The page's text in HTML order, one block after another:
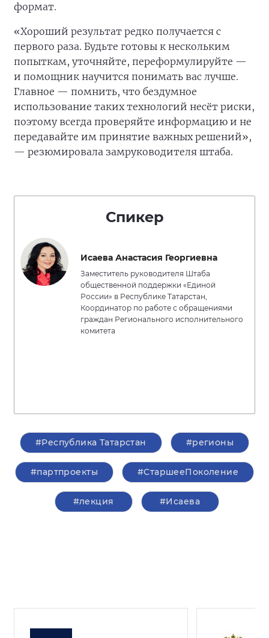
формат.
«Хороший результат редко получается с
первого раза. Будьте готовы к нескольким
попыткам, уточняйте, переформулируйте —
и помощник научится понимать вас лучше.
Главное — помнить, что бездумное
использование таких технологий несёт риски,
поэтому всегда проверяйте информацию и не
передавайте им принятие важных решений»,
— резюмировала замруководителя штаба.
Спикер
Исаева Анастасия Георгиевна
Заместитель руководителя Штаба
общественной поддержки «Единой
России» в Республике Татарстан,
Координатор по работе с обращениями
граждан Регионального исполнительного
комитета
#Республика Татарстан #регионы
#партпроекты #СтаршееПоколение
#лекция #Исаева